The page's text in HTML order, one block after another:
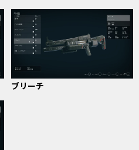
ブリーチ